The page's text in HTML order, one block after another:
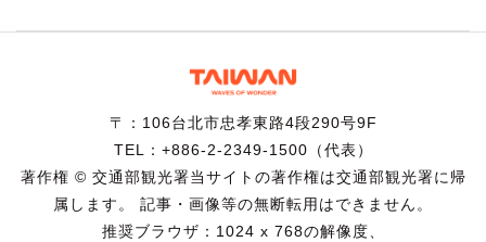
〒：106台北市忠孝東路4段290号9F
TEL：+886-2-2349-1500（代表）
著作権 © 交通部観光署当サイトの著作権は交通部観光署に帰
属します。 記事・画像等の無断転用はできません。
推奨ブラウザ：1024 x 768の解像度、